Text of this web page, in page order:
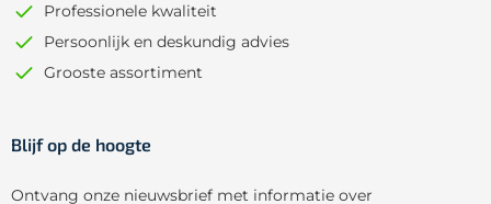
Professionele kwaliteit
Persoonlijk en deskundig advies
Grooste assortiment
Blijf op de hoogte
Ontvang onze nieuwsbrief met informatie over